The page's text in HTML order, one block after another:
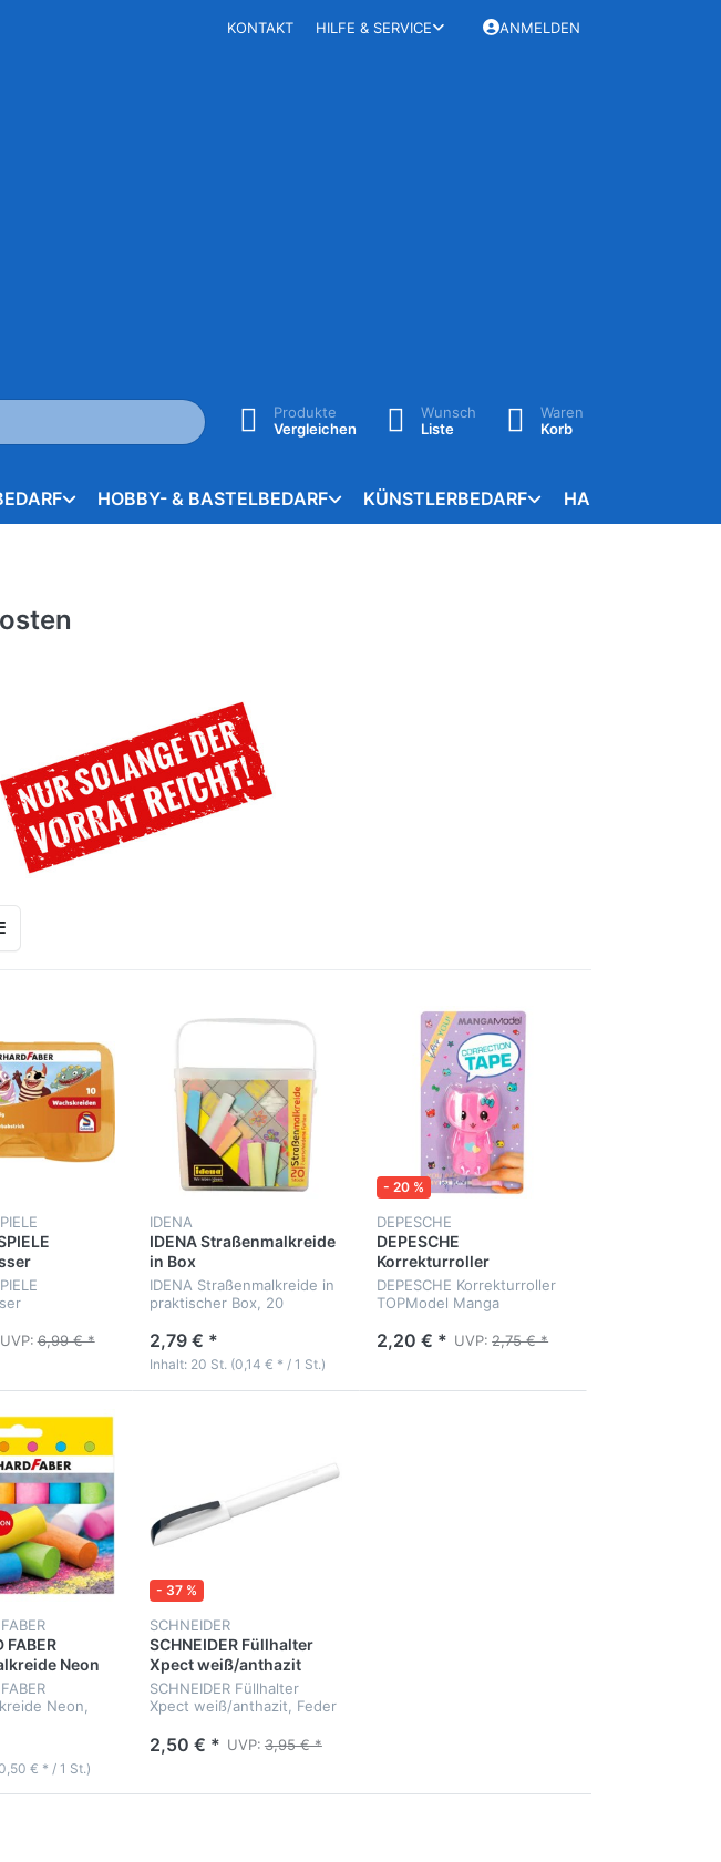
KONTAKT HILFE & SERVICE ANMELDEN
Produkte
Vergleichen
Wunsch
Liste
Waren
Korb
HOBBY- & BASTELBEDARF KÜNSTLERBEDARF
UVP: 6,99 € *
IDENA
IDENA Straßenmalkreide
in Box
IDENA Straßenmalkreide in
praktischer Box, 20
2,79 € *
Inhalt: 20 St. (0,14 € * / 1 St.)
- 20 %
DEPESCHE
DEPESCHE
Korrekturroller
TOPModel Manga
DEPESCHE Korrekturroller
TOPModel Manga
2,20 € * UVP: 2,75 € *
FABER
Neon
Neon,
€ * / 1 St.)
- 37 %
SCHNEIDER
SCHNEIDER Füllhalter
Xpect weiß/anthazit
SCHNEIDER Füllhalter
Xpect weiß/anthazit, Feder
2,50 € * UVP: 3,95 € *